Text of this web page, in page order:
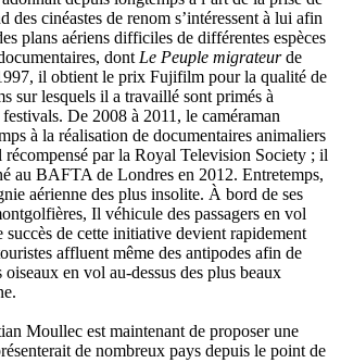
Cédric
Michel
Eric
Berdibek
François
Sophie
Françoise
Marc
Marc
Sylvain
Jacqueline
des cinéastes de renom s’intéressent à lui afin
plans aériens difficiles de différentes espèces
dont Le Peuple migrateurde
il obtient le prix Fujifilm pour la qualité de
sur lesquels il a travaillé sont primés à
De 2008 à 2011, le caméraman
à la réalisation de documentaires animaliers
par la Royal Television Society ; il
au BAFTA de Londres en 2012. Entretemps,
aérienne des plus insolite. À bord de ses
Il véhicule des passagers en vol
succès de cette initiative devient rapidement
affluent même des antipodes afin de
oiseaux en vol au-dessus des plus beaux
Moullec est maintenant de proposer une
de nombreux pays depuis le point de